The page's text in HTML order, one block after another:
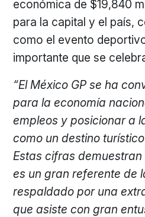
económica de $19,840
para la capital y el país,
como el evento
importante que se
“El México GP se ha
para la economía
empleos y posicionar a
como un destino
Estas cifras demuestran
es un gran referente de
respaldado por una
que asiste con gran